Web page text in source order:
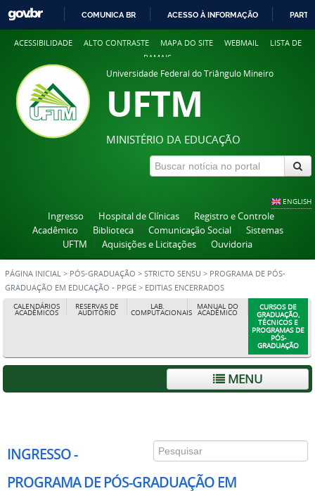
COMUNICA BR ACESSO À INFORMAÇÃO
ACESSIBILIDADE ALTO CONTRASTE MAPA DO SITE WEBMAIL
LISTA DE
RAMAIS
Universidade Federal do Triângulo Mineiro
UFTM
MINISTÉRIO DA EDUCAÇÃO
ENGLISH
Ingresso Hospital de Clínicas
Registro e Controle
Acadêmico
Biblioteca Comunicação Social
Sistemas
UFTM
Aquisições e Licitações Ouvidoria
PÁGINA INICIAL > PÓS-GRADUAÇÃO > STRICTO SENSU > PROGRAMA DE PÓS-
GRADUAÇÃO EM EDUCAÇÃO - PPGE > EDITIAS ENCERRADOS
CALENDÁRIOS
ACADÊMICOS
RESERVAS DE
AUDITÓRIO
LAB.
COMPUTACIONAIS
MANUAL DO
ACADÊMICO
CURSOS DE
GRADUAÇÃO,
TÉCNICOS E
PROGRAMAS DE
PÓS-
GRADUAÇÃO
MENU